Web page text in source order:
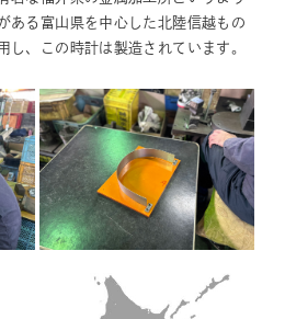
ある富山県を中心した北陸信越もの
し、この時計は製造されています。